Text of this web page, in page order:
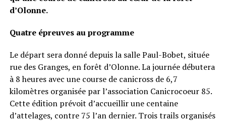
d’Olonne.
Quatre épreuves au programme
Le départ sera donné depuis la salle Paul-Bobet, située
rue des Granges, en forêt d’Olonne. La journée débutera
à 8 heures avec une course de canicross de 6,7
kilomètres organisée par l’association Canicrocoeur 85.
Cette édition prévoit d’accueillir une centaine
d’attelages, contre 75 l’an dernier. Trois trails organisés